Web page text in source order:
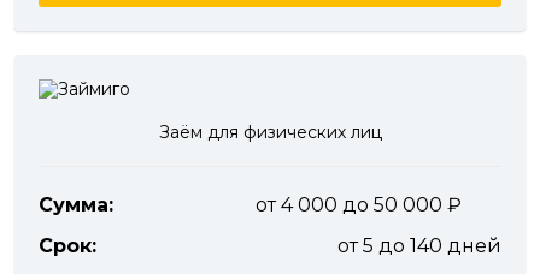
Заём для физических лиц
Сумма:
от 4 000 до 50 000
Срок:
от 5 до 140 дней